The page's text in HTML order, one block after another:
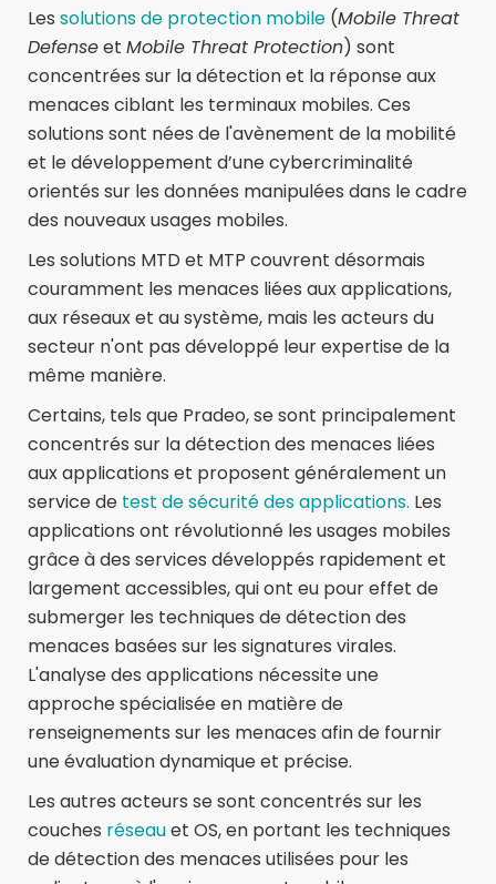
Les solutions de protection mobile (Mobile Threat
Defenseet Mobile Threat Protection) sont
concentrées sur la détection et la réponse aux
menaces ciblant les terminaux mobiles. Ces
solutions sont nées de l'avènement de la mobilité
et le développement d’une cybercriminalité
orientés sur les données manipulées dans le cadre
des nouveaux usages mobiles.
Les solutions MTD et MTP couvrent désormais
couramment les menaces liées aux applications,
aux réseaux et au système, mais les acteurs du
secteur n'ont pas développé leur expertise de la
même manière.
Certains, tels que Pradeo, se sont principalement
concentrés sur la détection des menaces liées
aux applications et proposent généralement un
service de test de sécurité des applications. Les
applications ont révolutionné les usages mobiles
grâce à des services développés rapidement et
largement accessibles, qui ont eu pour effet de
submerger les techniques de détection des
menaces basées sur les signatures virales.
L'analyse des applications nécessite une
approche spécialisée en matière de
renseignements sur les menaces afin de fournir
une évaluation dynamique et précise.
Les autres acteurs se sont concentrés sur les
couches réseauet OS, en portant les techniques
de détection des menaces utilisées pour les